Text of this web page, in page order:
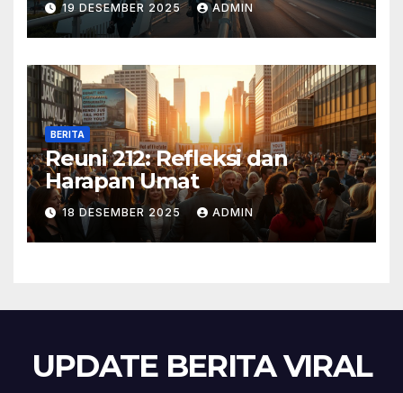
19 DESEMBER 2025 ADMIN
BERITA
Reuni 212: Refleksi dan
Harapan Umat
18 DESEMBER 2025 ADMIN
UPDATE BERITA VIRAL